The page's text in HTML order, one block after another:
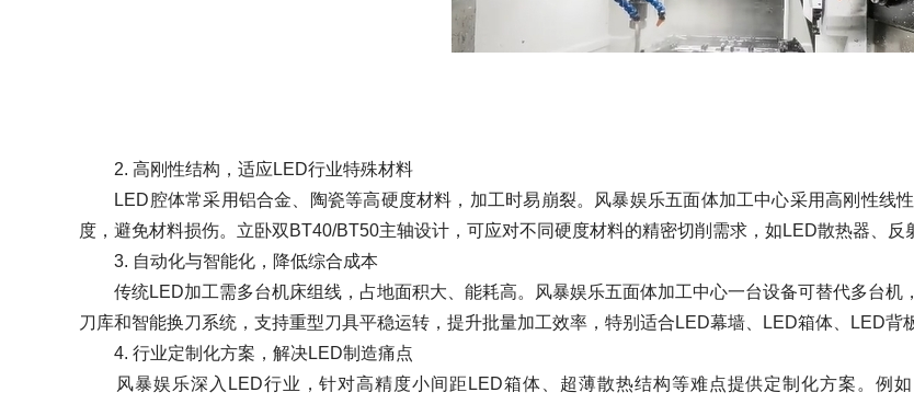
2. 高刚性结构，适应LED行业特殊材料
LED腔体常采用铝合金、陶瓷等高硬度材料，加工时易崩裂。风暴娱乐五面体加工中心采用高刚性线
度，避免材料损伤。立卧双BT40/BT50主轴设计，可应对不同硬度材料的精密切削需求，如LED散热器、反
3. 自动化与智能化，降低综合成本
传统LED加工需多台机床组线，占地面积大、能耗高。风暴娱乐五面体加工中心一台设备可替代多台机
刀库和智能换刀系统，支持重型刀具平稳运转，提升批量加工效率，特别适合LED幕墙、LED箱体、LED背
4. 行业定制化方案，解决LED制造痛点
风暴娱乐深入LED行业，针对高精度小间距LED箱体、超薄散热结构等难点提供定制化方案。例